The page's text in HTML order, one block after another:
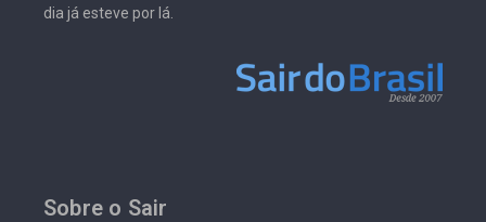
dia já esteve por lá.
Sobre o Sair